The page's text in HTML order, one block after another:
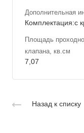
Дополнительная
Комплектация:с
Площадь
клапана, кв.см
7,07
Назад к списку